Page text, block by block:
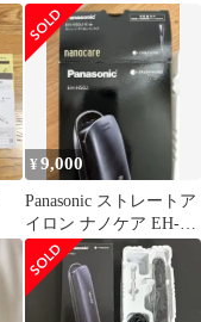
HS0J-K
¥9,000
Panasonic ストレートア
イロン ナノケア EH-
HS0J-K